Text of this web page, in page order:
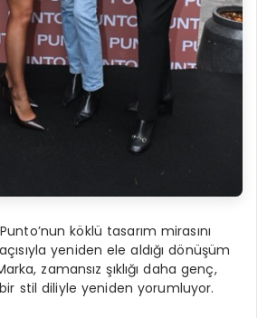
köklü tasarım mirasını
yeniden ele aldığı dönüşüm
zamansız şıklığı daha genç,
stil diliyle yeniden yorumluyor.